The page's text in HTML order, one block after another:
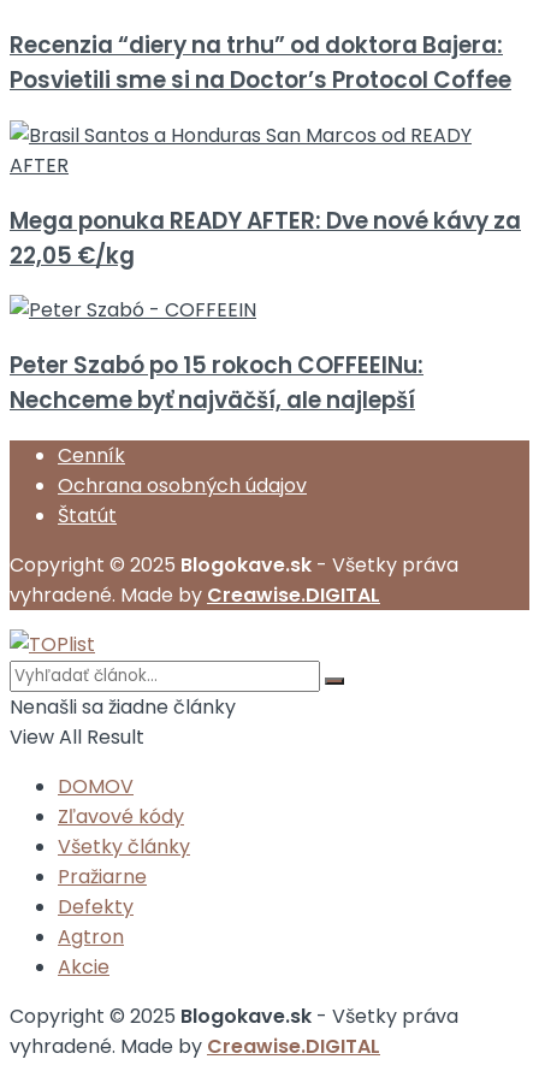
Recenzia “diery na trhu” od doktora Bajera:
Posvietili sme si na Doctor’s Protocol Coffee
Mega ponuka READY AFTER: Dve nové kávy za
22,05 €/kg
Peter Szabó po 15 rokoch COFFEEINu:
Nechceme byť najväčší, ale najlepší
Cenník
Ochrana osobných údajov
Štatút
Copyright © 2025 Blogokave.sk - Všetky práva
vyhradené. Made by Creawise.DIGITAL
Nenašli sa žiadne články
View All Result
DOMOV
Zľavové kódy
Všetky články
Pražiarne
Defekty
Agtron
Akcie
Copyright © 2025 Blogokave.sk - Všetky práva
vyhradené. Made by Creawise.DIGITAL